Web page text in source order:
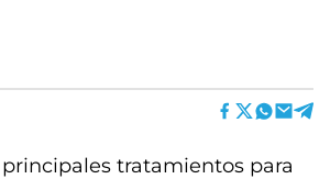
principales tratamientos para